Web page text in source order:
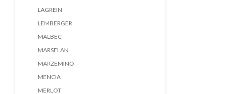
LAGREIN
LEMBERGER
MALBEC
MARSELAN
MARZEMINO
MENCIA
MERLOT